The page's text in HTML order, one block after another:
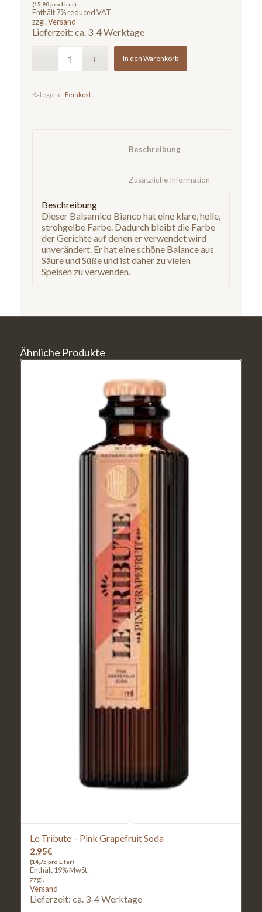
(15,90 pro Liter)
Enthält 7% reduced VAT
zzgl.Versand
Lieferzeit: ca. 3-4 Werktage
In den Warenkorb
Kategorie: Feinkost
Beschreibung
Dieser Balsamico Bianco hat eine klare, helle,
strohgelbe Farbe. Dadurch bleibt die Farbe
der Gerichte auf denen er verwendet wird
unverändert. Er hat eine schöne Balance aus
Säure und Süße und ist daher zu vielen
Speisen zu verwenden.
Ähnliche Produkte
Le Tribute – Pink Grapefruit Soda
2,95€
(14,75 pro Liter)
Enthält 19% MwSt.
zzgl.
Versand
Lieferzeit: ca. 3-4 Werktage